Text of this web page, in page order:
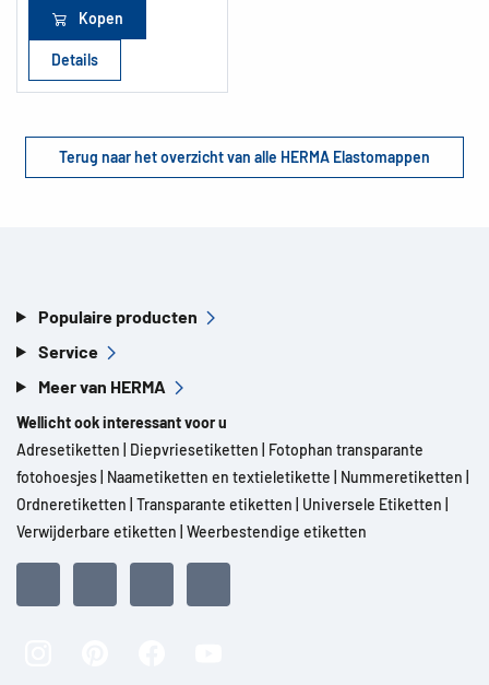
Kopen
Details
Terug naar het overzicht van alle HERMA Elastomappen
Populaire producten
Service
Meer van HERMA
Wellicht ook interessant voor u
Adresetiketten
Diepvriesetiketten
Fotophan transparante
fotohoesjes Naametiketten en textieletikette Nummeretiketten
Ordneretiketten Transparante etiketten Universele Etiketten
Verwijderbare etiketten Weerbestendige etiketten